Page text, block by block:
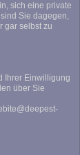
eine private